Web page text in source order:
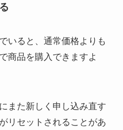
いると、通常価格よりも
商品を購入できますよ
また新しく申し込み直す
リセットされることがあ